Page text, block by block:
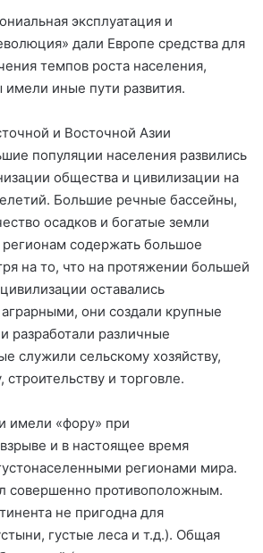
эксплуатация и
дали Европе средства для
темпов роста населения,
имели иные пути развития.
и Восточной Азии
популяции населения развились
общества и цивилизации на
Большие речные бассейны,
осадков и богатые земли
содержать большое
на то, что на протяжении большей
оставались
они создали крупные
разработали различные
служили сельскому хозяйству,
и торговле.
имели «фору» при
и в настоящее время
регионами мира.
совершенно противоположным.
не пригодна для
густые леса и т.д.). Общая